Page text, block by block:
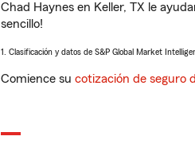
Chad Haynes en Keller, TX le
sencillo!
1. Clasificación y datos de S&P Global Market
Comience su cotización de seguro